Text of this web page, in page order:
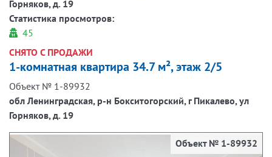
Горняков, д. 19
Статистика просмотров:
45
СНЯТО С ПРОДАЖИ
1-комнатная квартира 34.7 м², этаж 2/5
Объект № 1-89932
обл Ленинградская, р-н Бокситогорский, г Пикалево, ул
Горняков, д. 19
Объект № 1-89932